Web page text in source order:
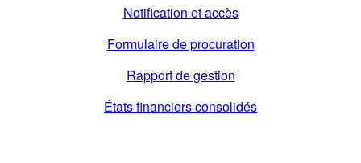
Notification et accès
Formulaire de procuration
Rapport de gestion
États financiers consolidés